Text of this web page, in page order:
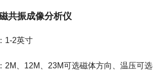
共振成像分析仪
1-2英寸
2M、12M、23M可选磁体方向、温压可选